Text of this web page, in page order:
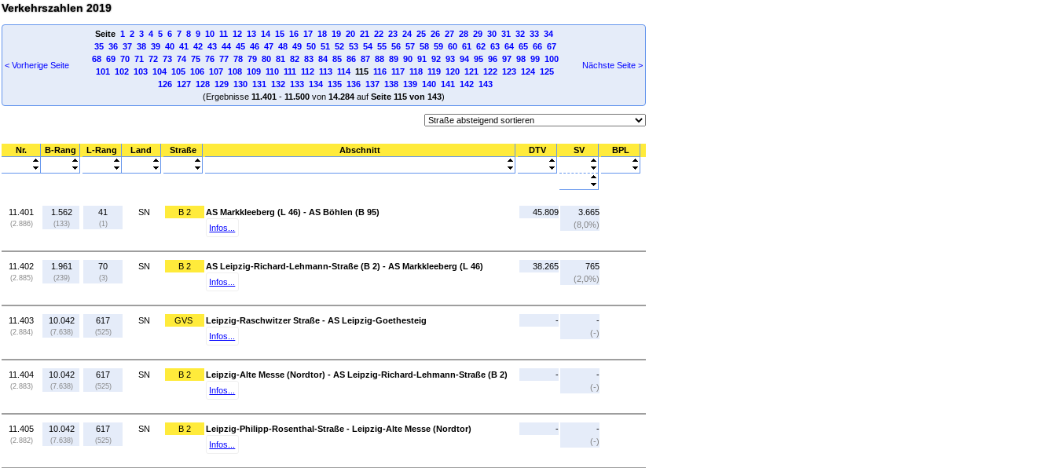
Verkehrszahlen 2019
< Vorherige Seite
Seite 1 2 3 4 5 6 7 8 9 10 11 12 13 14 15 16 17 18 19 20 21 22 23 24 25 26 27 28 29 30 31 32 33 34
35 36 37 38 39 40 41 42 43 44 45 46 47 48 49 50 51 52 53 54 55 56 57 58 59 60 61 62 63 64 65 66 67
68 69 70 71 72 73 74 75 76 77 78 79 80 81 82 83 84 85 86 87 88 89 90 91 92 93 94 95 96 97 98 99 100
101 102 103 104 105 106 107 108 109 110 111 112 113 114 115 116 117 118 119 120 121 122 123 124 125
126 127 128 129 130 131 132 133 134 135 136 137 138 139 140 141 142 143
(Ergebnisse 11.401 - 11.500 von 14.284 auf Seite 115 von 143)
Nächste Seite >
Nr. B-Rang L-Rang Land Straße Abschnitt DTV SV BPL
11.401
(2.886)
1.562
(133)
41
(1)
SN B 2
AS Markkleeberg (L 46) - AS Böhlen (B 95)
Infos...
45.809
3.665
(8,0%)
11.402
(2.885)
1.961
(239)
70
(3)
SN B 2
AS Leipzig-Richard-Lehmann-Straße (B 2) - AS Markkleeberg (L 46)
Infos...
38.265
765
(2,0%)
11.403
(2.884)
10.042
(7.638)
617
(525)
SN GVS
Leipzig-Raschwitzer Straße - AS Leipzig-Goethesteig
Infos...
-
-
(-)
11.404
(2.883)
10.042
(7.638)
617
(525)
SN B 2
Leipzig-Alte Messe (Nordtor) - AS Leipzig-Richard-Lehmann-Straße (B 2)
Infos...
-
-
(-)
11.405
(2.882)
10.042
(7.638)
617
(525)
SN B 2
Leipzig-Philipp-Rosenthal-Straße - Leipzig-Alte Messe (Nordtor)
Infos...
-
-
(-)